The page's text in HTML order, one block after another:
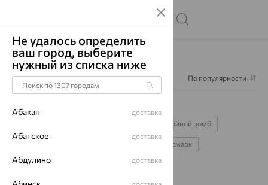
Главная Каталог Цепи Цепи колос
Фильтр 1 По популярности
двойной ромб
бисмарк
серебряные
Не удалось определить
ваш город, выберите
нужный из списка ниже
Абакан доставка
Абатское доставка
Абдулино доставка